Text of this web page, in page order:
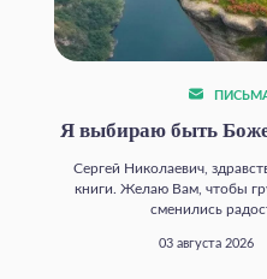
Я выбираю быть
Сергей Николаевич,
книги. Желаю Вам, чтобы
сменились
03 августа 2026